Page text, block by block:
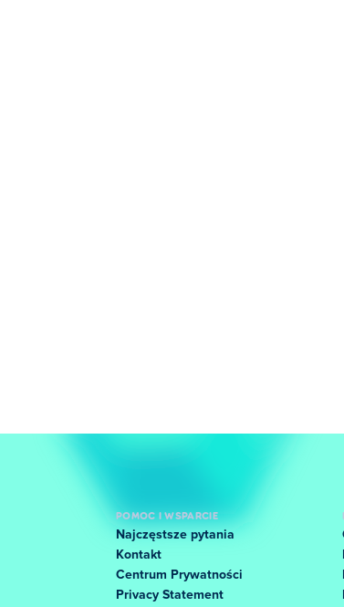
POMOC I WSPARCIE
Najczęstsze pytania
Kontakt
Centrum Prywatności
Privacy Statement